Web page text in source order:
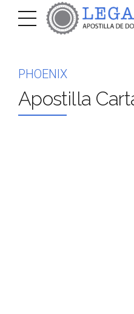
PHOENIX
Apostilla